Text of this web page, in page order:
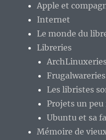
Apple et
Internet
Le monde du
Libreries
Frugalwareries
Les libristes
Projets un
Ubuntu et sa
Mémoire de